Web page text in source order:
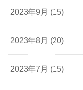
2023年9月 (15)
2023年8月 (20)
2023年7月 (15)